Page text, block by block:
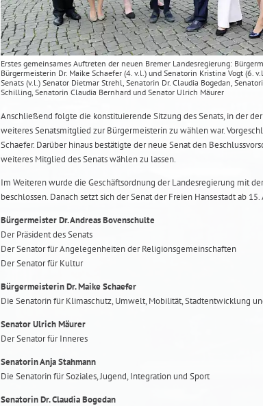
Erstes gemeinsames Auftreten der neuen Bremer Landesregierung:
Bürgermeisterin Dr. Maike Schaefer (4. v.l.) und Senatorin Kristina Vogt (6.
Senats (v.l.) Senator Dietmar Strehl, Senatorin Dr. Claudia Bogedan,
Schilling, Senatorin Claudia Bernhard und Senator Ulrich Mäurer
Anschließend folgte die konstituierende Sitzung des Senats, in der
weiteres Senatsmitglied zur Bürgermeisterin zu wählen war.
Schaefer. Darüber hinaus bestätigte der neue Senat den
weiteres Mitglied des Senats wählen zu lassen.
Im Weiteren wurde die Geschäftsordnung der Landesregierung mit
beschlossen. Danach setzt sich der Senat der Freien Hansestadt ab
Bürgermeister Dr. Andreas Bovenschulte
Der Präsident des Senats
Der Senator für Angelegenheiten der Religionsgemeinschaften
Der Senator für Kultur
Bürgermeisterin Dr. Maike Schaefer
Die Senatorin für Klimaschutz, Umwelt, Mobilität, Stadtentwicklung
Senator Ulrich Mäurer
Der Senator für Inneres
Senatorin Anja Stahmann
Die Senatorin für Soziales, Jugend, Integration und Sport
Senatorin Dr. Claudia Bogedan